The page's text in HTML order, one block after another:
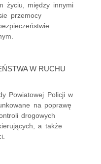
życiu, między innymi
przemocy
W RUCHU
Powiatowej Policji w
na poprawę
drogowych
a także